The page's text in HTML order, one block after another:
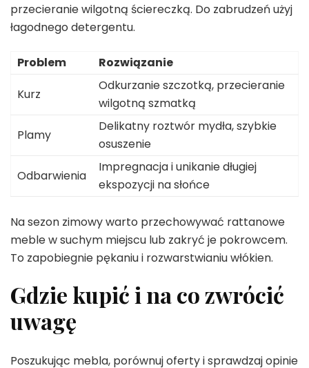
przecieranie wilgotną ściereczką. Do zabrudzeń użyj
łagodnego detergentu.
Problem
Rozwiązanie
Kurz
Odkurzanie szczotką, przecieranie
wilgotną szmatką
Plamy
Delikatny roztwór mydła, szybkie
osuszenie
Odbarwienia
Impregnacja i unikanie długiej
ekspozycji na słońce
Na sezon zimowy warto przechowywać rattanowe
meble w suchym miejscu lub zakryć je pokrowcem.
To zapobiegnie pękaniu i rozwarstwianiu włókien.
Gdzie kupić i na co zwrócić
uwagę
Poszukując mebla, porównuj oferty i sprawdzaj opinie